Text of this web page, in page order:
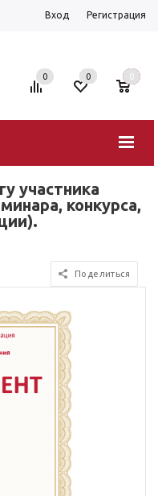
Вход Регистрация
0 0 0
участника
конкурса,
Поделиться